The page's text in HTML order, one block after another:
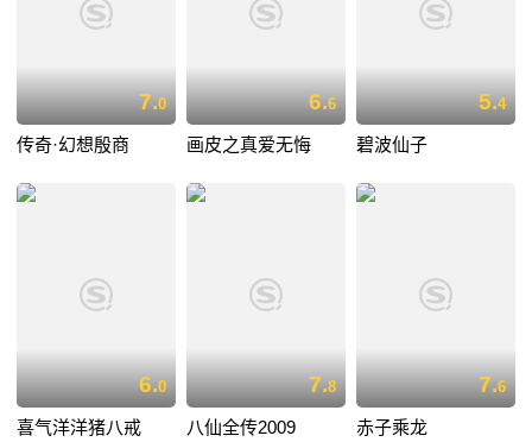
7.0
传奇·幻想殷商
6.6
画皮之真爱无悔
5.4
碧波仙子
6.0
喜气洋洋猪八戒
7.8
八仙全传2009
7.6
赤子乘龙